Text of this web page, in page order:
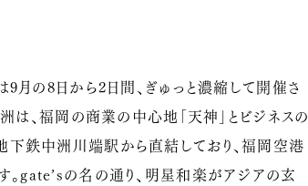
月の8日から2日間、ぎゅっと濃縮して開催さ
は、福岡の商業の中心地「天神」とビジネスの
下鉄中洲川端駅から直結しており、福岡空港
gate’sの名の通り、明星和楽がアジアの玄